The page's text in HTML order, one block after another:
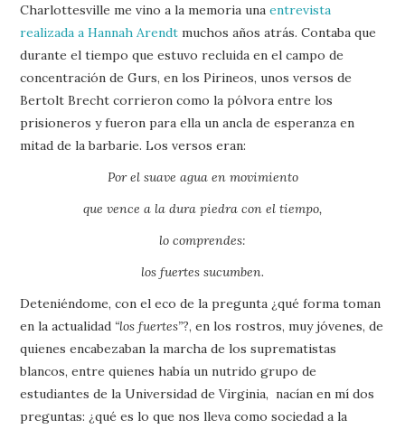
Charlottesville me vino a la memoria unaentrevista
realizada a Hannah Arendt muchos años atrás. Contaba que
durante el tiempo que estuvo recluida en el campo de
concentración de Gurs, en los Pirineos, unos versos de
Bertolt Brecht corrieron como la pólvora entre los
prisioneros y fueron para ella un ancla de esperanza en
mitad de la barbarie. Los versos eran:
Por el suave agua en movimiento
que vence a la dura piedra con el tiempo,
lo comprendes:
los fuertes sucumben.
Deteniéndome, con el eco de la pregunta ¿qué forma toman
en la actualidad “los fuertes”?, en los rostros, muy jóvenes, de
quienes encabezaban la marcha de los suprematistas
blancos, entre quienes había un nutrido grupo de
estudiantes de la Universidad de Virginia, nacían en mí dos
preguntas: ¿qué es lo que nos lleva como sociedad a la